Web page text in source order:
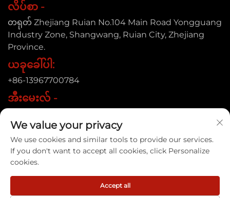
လိပ်စာ -
တရုတ် Zhejiang Ruian No.104 Main Road Yongguang
Industry Zone, Shangwang, Ruian City, Zhejiang
Province.
ယခုခေါ်ပါ:
+86-13967700784
အီးမေးလ် -
ကော်ပီရှတ် ရှုံး © 2025 ရူးအင်ဆင်းယေး ပ্য္ချမ်းထိန်းသို့လွှာမှု ကုမ္ပဏီ၊
We value your privacy
We use cookies and similar tools to provide our services.
If you don't want to accept all cookies, click Personalize
cookies.
Accept all